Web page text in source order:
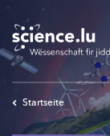
Skip
main
content
Startseite